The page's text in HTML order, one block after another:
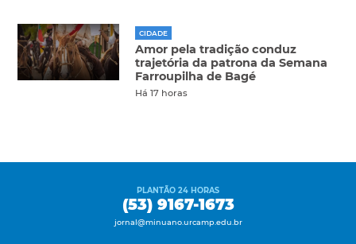
CIDADE
Amor pela tradição conduz
trajetória da patrona da Semana
Farroupilha de Bagé
Há 17 horas
PLANTÃO 24 HORAS
(53) 9167-1673
jornal@minuano.urcamp.edu.br